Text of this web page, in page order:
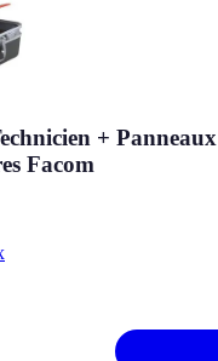
+ Panneaux
Facom